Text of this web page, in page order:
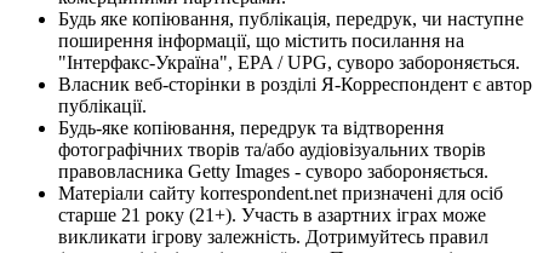
Будь яке копіювання, публікація, передрук, чи наступне
поширення інформації, що містить посилання на
"Інтерфакс-Україна", EPA / UPG, суворо забороняється.
Власник веб-сторінки в розділі Я-Корреспондент є автор
публікації.
Будь-яке копіювання, передрук та відтворення
фотографічних творів та/або аудіовізуальних творів
правовласника Getty Images - суворо забороняється.
Матеріали сайту korrespondent.net призначені для осіб
старше 21 року (21+). Участь в азартних іграх може
викликати ігрову залежність. Дотримуйтесь правил